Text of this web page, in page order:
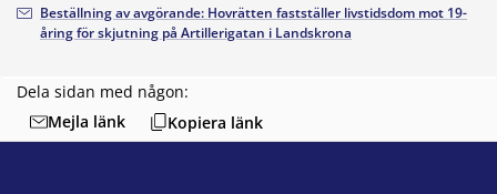
Dela sidan med någon:
Mejla länk
Kopiera länk
Beställning av avgörande: Hovrätten fastställer livstidsdom mot 19-
åring för skjutning på Artillerigatan i Landskrona